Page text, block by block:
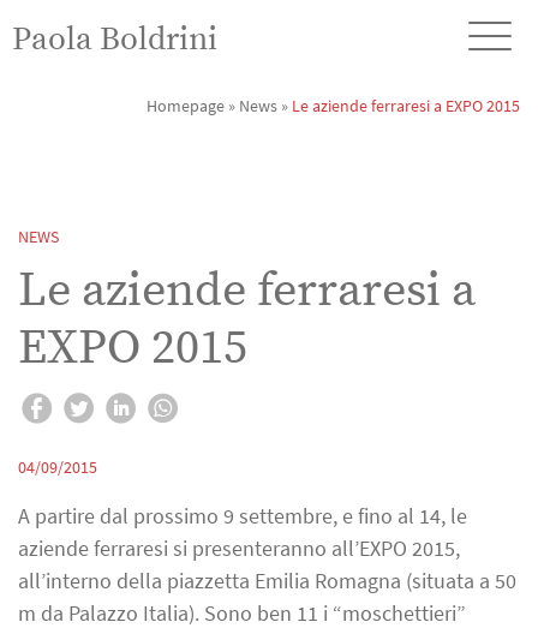
Paola Boldrini
Homepage » News » Le aziende ferraresi a EXPO 2015
NEWS
Le aziende ferraresi a
EXPO 2015
04/09/2015
A partire dal prossimo 9 settembre, e fino al 14, le
aziende ferraresi si presenteranno all’EXPO 2015,
all’interno della piazzetta Emilia Romagna (situata a 50
m da Palazzo Italia). Sono ben 11 i “moschettieri”